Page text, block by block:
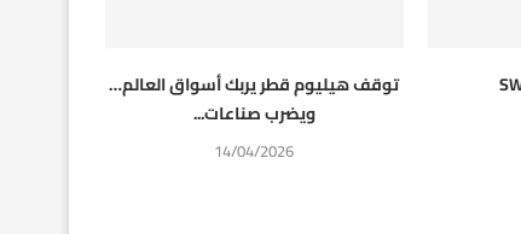
توقف هيليوم قطر يربك أسواق العالم…
ويضرب صناعات...
14/04/2026